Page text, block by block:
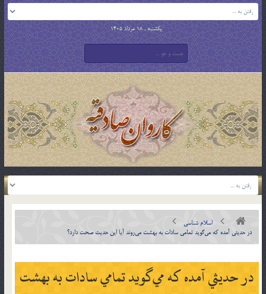
یکشنبه , 18 مرداد 1405
اسلام شناسی
در حديثي آمده كه مي‎گويد تمامي سادات به بهشت مي‎روند آيا اين حديث صحت دارد؟
در حديثي آمده كه مي‎گويد تمامي سادات به بهشت